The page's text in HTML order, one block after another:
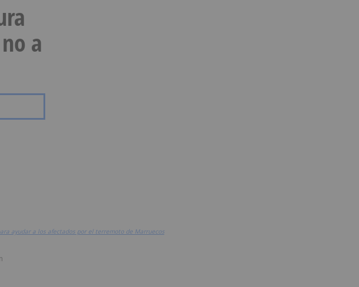
a
ayudar a los afectados por el terremoto de Marruecos